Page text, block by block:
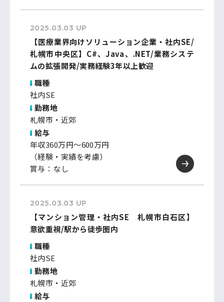
2025.03.03 UP
【医療業界向けソリューション企業・社内SE/
札幌市中央区】C#、Java、.NET/業務システ
ムの拡張開発/実務経験3年以上歓迎
職種
社内SE
勤務地
札幌市・近郊
給与
年収360万円～600万円
（経験・実績を考慮）
賞与：なし
2025.03.03 UP
【マンション管理・社内SE 札幌市白石区】
意欲重視/駅から徒歩圏内
職種
社内SE
勤務地
札幌市・近郊
給与